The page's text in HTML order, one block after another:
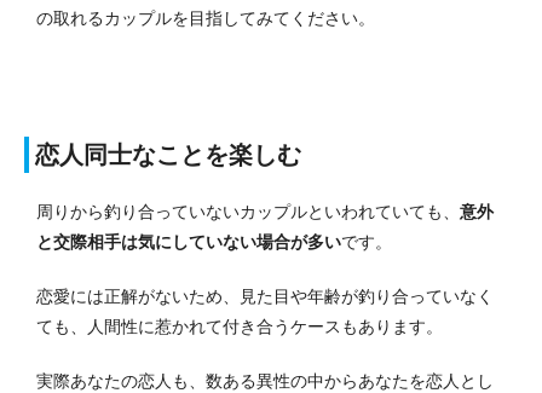
の取れるカップルを目指してみてください。
恋人同士なことを楽しむ
周りから釣り合っていないカップルといわれていても、 意外
と交際相手は気にしていない場合が多いです。
恋愛には正解がないため、見た目や年齢が釣り合っていなく
ても、人間性に惹かれて付き合うケースもあります。
実際あなたの恋人も、数ある異性の中からあなたを恋人とし